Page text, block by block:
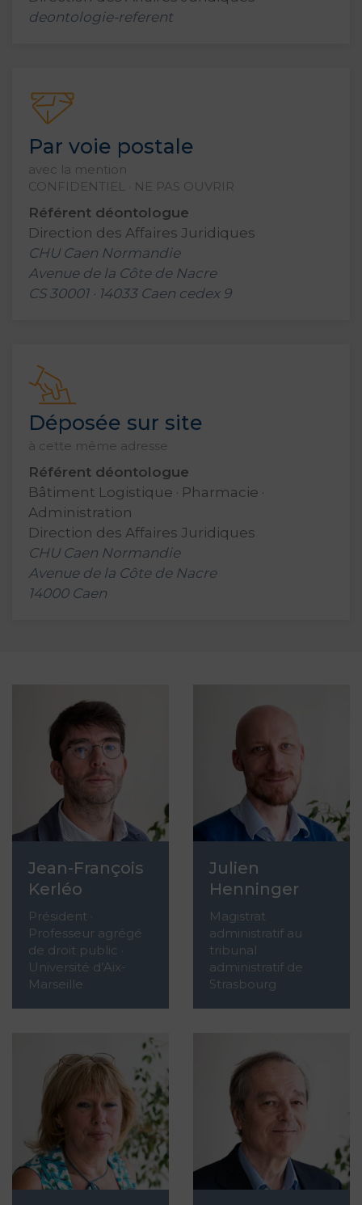
deontologie-referent
Par voie postale
avec la mention
CONFIDENTIEL · NE PAS OUVRIR
Référent déontologue
Direction des Affaires Juridiques
CHU Caen Normandie
Avenue de la Côte de Nacre
CS 30001 · 14033 Caen cedex 9
Déposée sur site
à cette même adresse
Référent déontologue
Bâtiment Logistique · Pharmacie ·
Administration
Direction des Affaires Juridiques
CHU Caen Normandie
Avenue de la Côte de Nacre
14000 Caen
Jean-François
Kerléo
Président ·
Professeur agrégé
de droit public ·
Université d’Aix-
Marseille
Julien
Henninger
Magistrat
administratif au
tribunal
administratif de
Strasbourg